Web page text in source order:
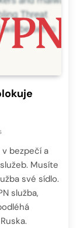
bezpečí a
Musíte
své sídlo.
služba,